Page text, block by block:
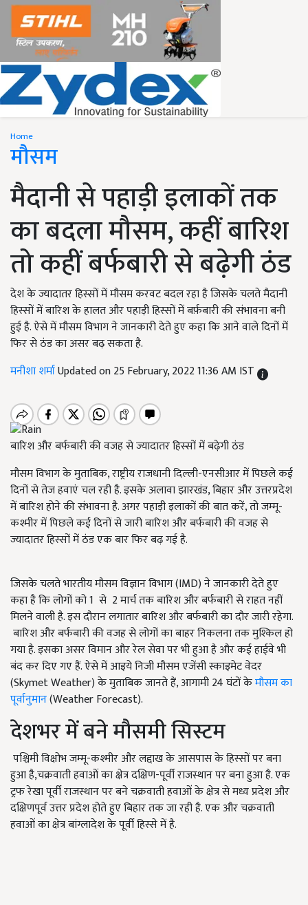
Home
मौसम
मैदानी से पहाड़ी इलाकों तक
का बदला मौसम, कहीं बारिश
तो कहीं बर्फबारी से बढ़ेगी ठंड
देश के ज्यादातर हिस्सों में मौसम करवट बदल रहा है जिसके चलते मैदानी
हिस्सों में बारिश के हालत और पहाड़ी हिस्सों में बर्फ़बारी की संभावना बनी
हुई है. ऐसे में मौसम विभाग ने जानकारी देते हुए कहा कि आने वाले दिनों में
फिर से ठंड का असर बढ़ सकता है.
मनीशा शर्माUpdated on 25 February, 2022 11:36 AM IST
बारिश और बर्फबारी की वजह से ज्यादातर हिस्सों में बढ़ेगी ठंड
मौसम विभाग के मुताबिक, राष्ट्रीय राजधानी दिल्ली-एनसीआर में पिछले कई
दिनों से तेज हवाएं चल रही है. इसके अलावा झारखंड, बिहार और उत्तरप्रदेश
में बारिश होने की संभावना है. अगर पहाड़ी इलाकों की बात करें, तो जम्मू-
कश्मीर में पिछले कई दिनों से जारी बारिश और बर्फबारी की वजह से
ज्यादातर हिस्सों में ठंड एक बार फिर बढ़ गई है.
जिसके चलते भारतीय मौसम विज्ञान विभाग (IMD) ने जानकारी देते हुए
कहा है कि लोगों को 1 से 2 मार्च तक बारिश और बर्फबारी से राहत नहीं
मिलने वाली है. इस दौरान लगातार बारिश और बर्फबारी का दौर जारी रहेगा.
बारिश और बर्फबारी की वजह से लोगों का बाहर निकलना तक मुश्किल हो
गया है. इसका असर विमान और रेल सेवा पर भी हुआ है और कई हाईवे भी
बंद कर दिए गए हैं. ऐसे में आइये निजी मौसम एजेंसी स्काइमेट वेदर
(Skymet Weather) के मुताबिक जानते हैं, आगामी 24 घंटों केमौसम का
पूर्वानुमान(Weather Forecast).
देशभर में बने मौसमी सिस्टम
पश्चिमी विक्षोभ जम्मू-कश्मीर और लद्दाख के आसपास के हिस्सों पर बना
हुआ है,चक्रवाती हवाओं का क्षेत्र दक्षिण-पूर्वी राजस्थान पर बना हुआ है. एक
ट्रफ रेखा पूर्वी राजस्थान पर बने चक्रवाती हवाओं के क्षेत्र से मध्य प्रदेश और
दक्षिणपूर्व उत्तर प्रदेश होते हुए बिहार तक जा रही है. एक और चक्रवाती
हवाओं का क्षेत्र बांग्लादेश के पूर्वी हिस्से में है.